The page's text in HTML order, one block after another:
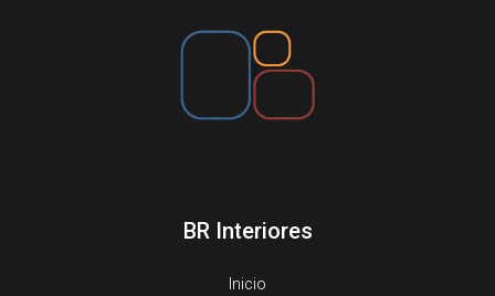
BR Interiores
Inicio